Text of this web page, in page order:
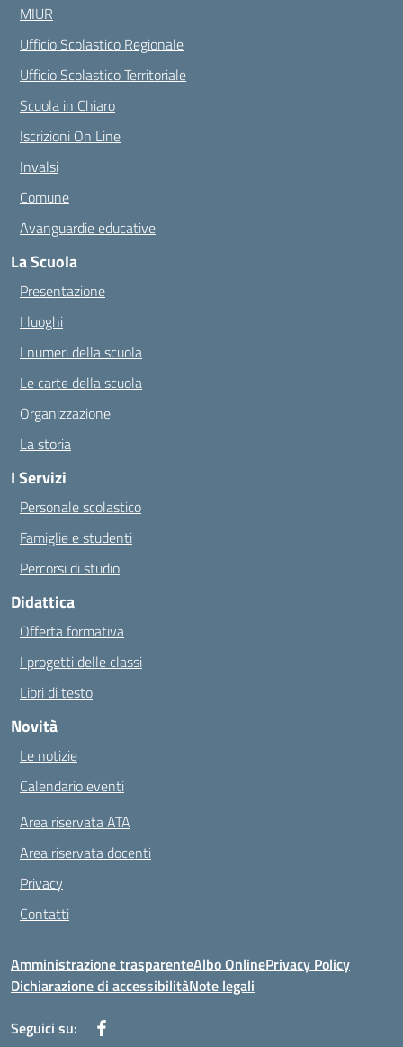
MIUR
Ufficio Scolastico Regionale
Ufficio Scolastico Territoriale
Scuola in Chiaro
Iscrizioni On Line
Invalsi
Comune
Avanguardie educative
La Scuola
Presentazione
I luoghi
I numeri della scuola
Le carte della scuola
Organizzazione
La storia
I Servizi
Personale scolastico
Famiglie e studenti
Percorsi di studio
Didattica
Offerta formativa
I progetti delle classi
Libri di testo
Novità
Le notizie
Calendario eventi
Area riservata ATA
Area riservata docenti
Privacy
Contatti
Amministrazione trasparenteAlbo OnlinePrivacy Policy
Dichiarazione di accessibilitàNote legali
Seguici su: